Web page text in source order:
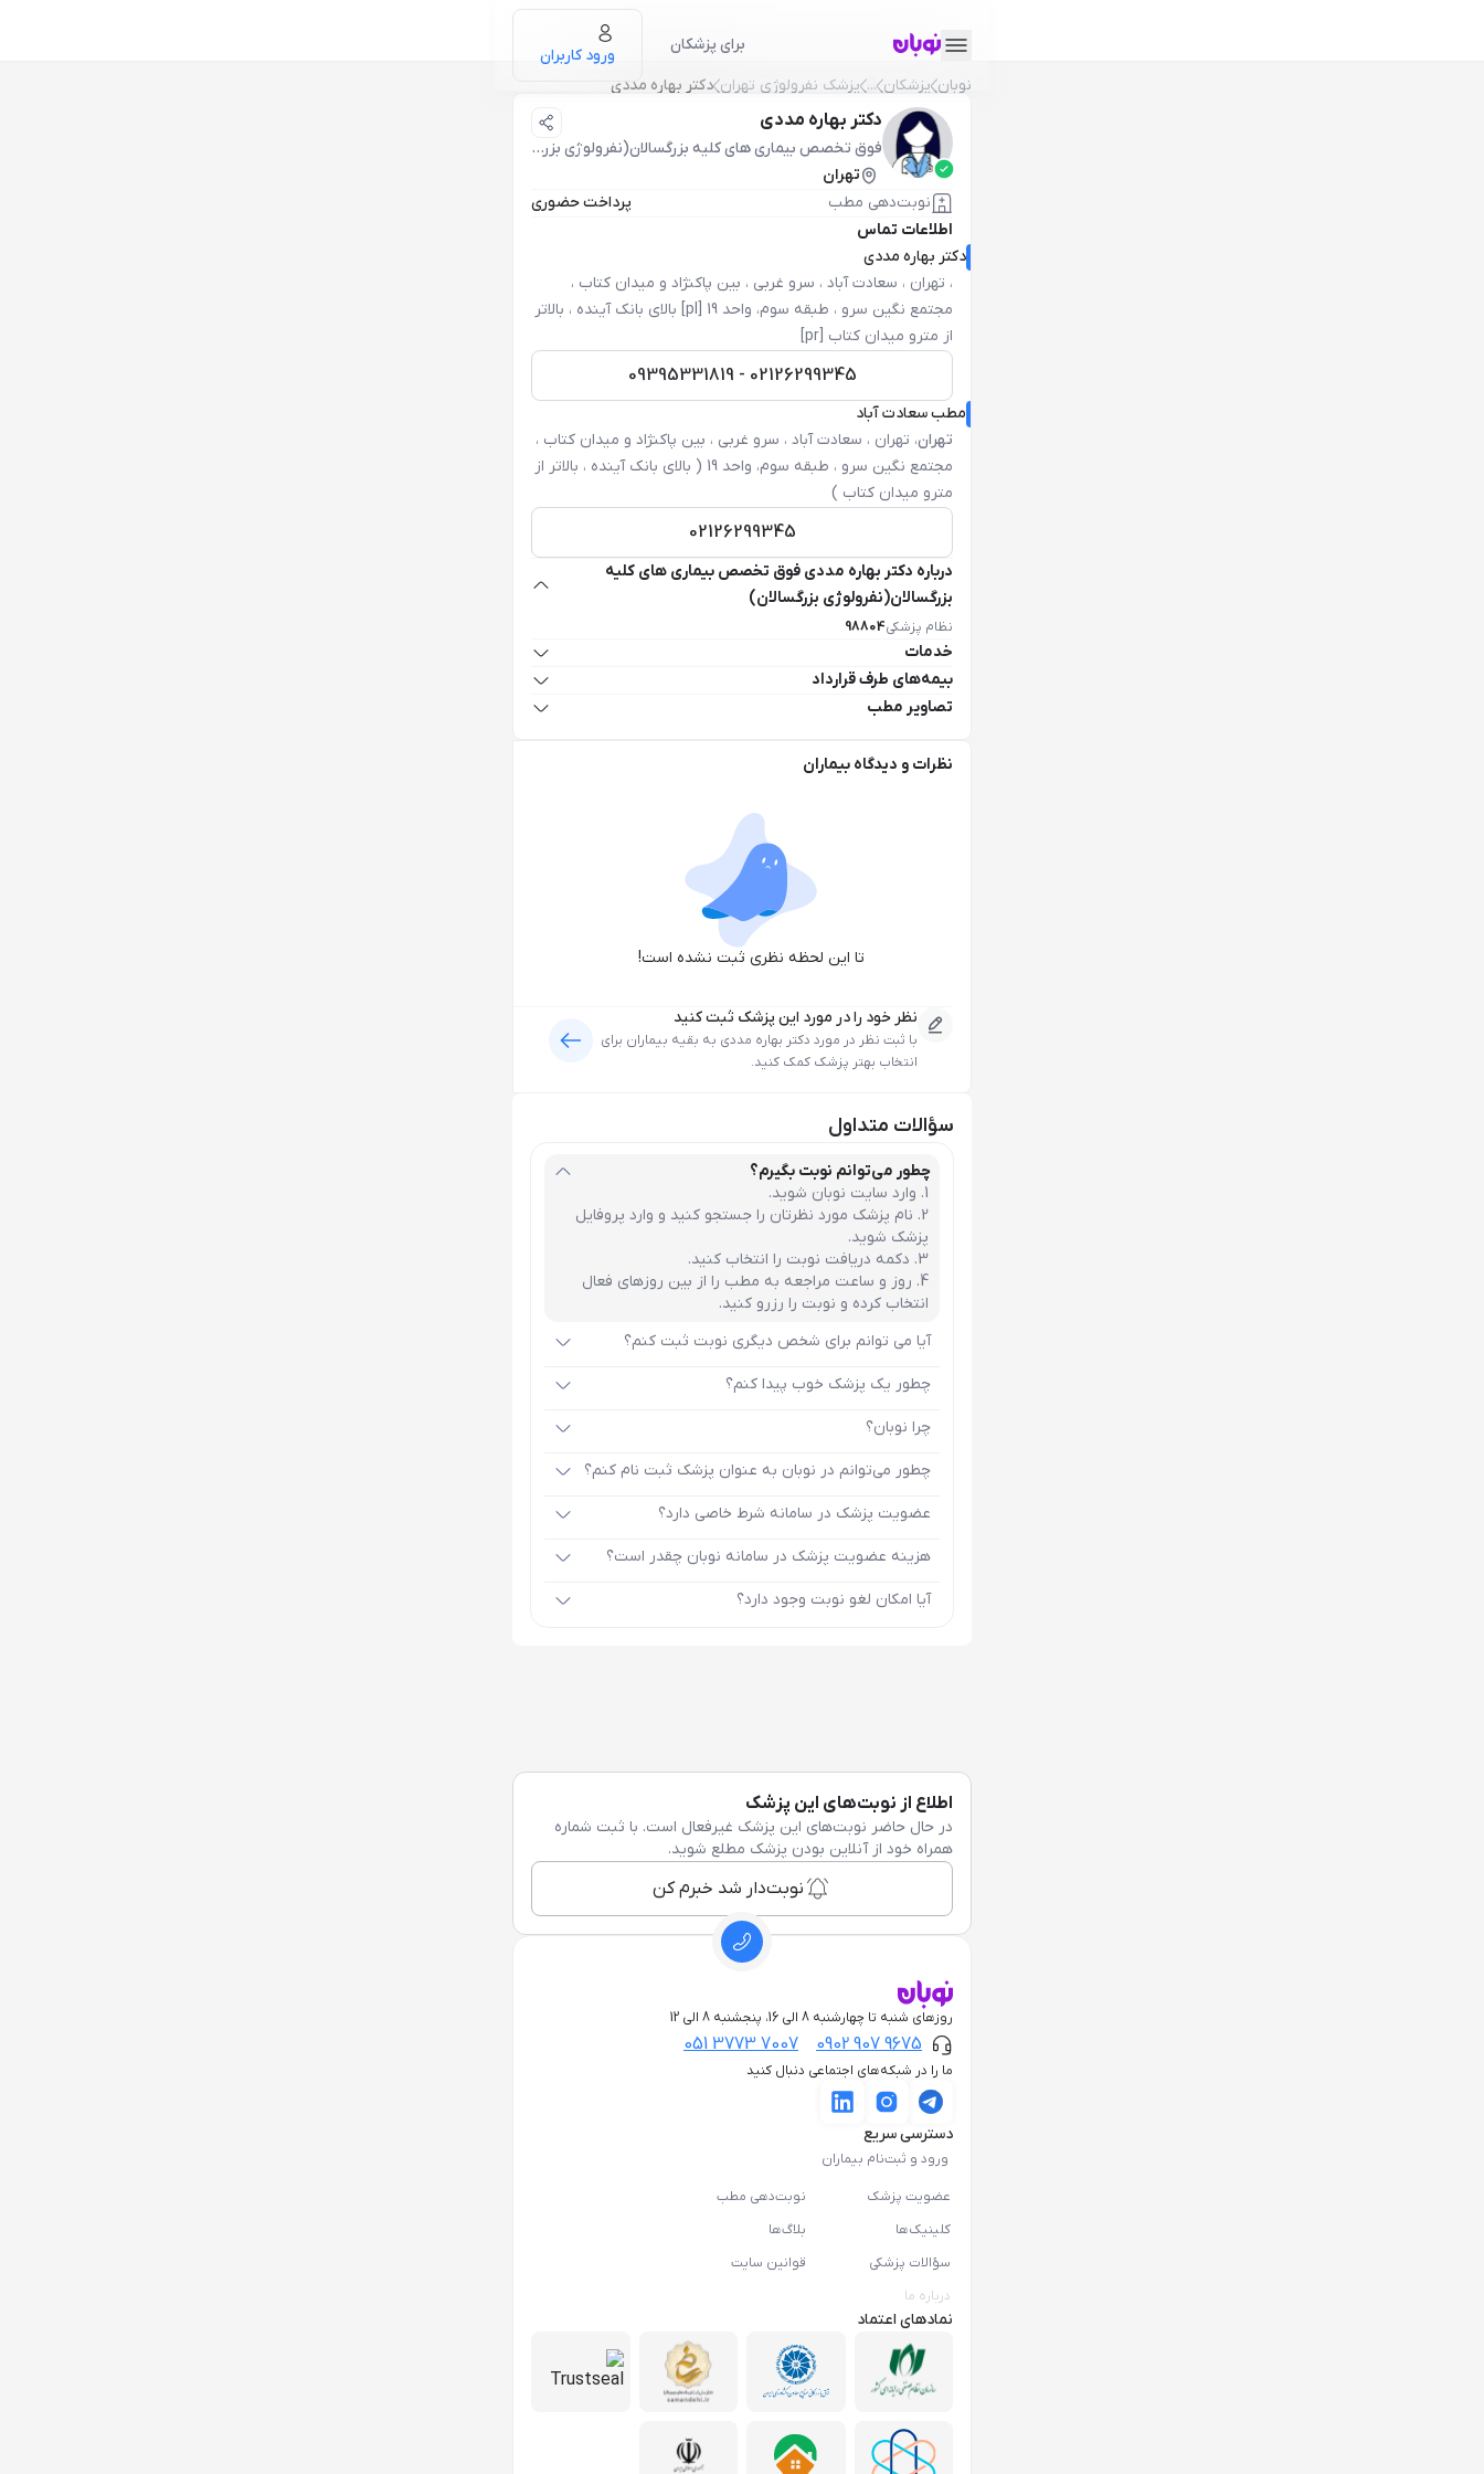
برای پزشکان
ورود کاربران
نوبان پزشکان ... پزشک نفرولوژی تهران دکتر بهاره مددی
دکتر بهاره مددی
فوق تخصص بیماری های کلیه بزرگسالان(نفرولوژی بزرگسالان)
تهران
نوبت‌دهی مطب
پرداخت حضوری
اطلاعات تماس
دکتر بهاره مددی
، تهران ، سعادت آباد ، سرو غربی ، بین پاکنژاد و میدان کتاب ،
مجتمع نگین سرو ، طبقه سوم، واحد 19 [pl] بالای بانک آینده ، بالاتر
از مترو میدان کتاب [pr]
02126299345 - 09395331819
مطب سعادت آباد
تهران، تهران ، سعادت آباد ، سرو غربی ، بین پاکنژاد و میدان کتاب ،
مجتمع نگین سرو ، طبقه سوم، واحد 19 ( بالای بانک آینده ، بالاتر از
مترو میدان کتاب )
02126299345
درباره دکتر بهاره مددی فوق تخصص بیماری های کلیه
بزرگسالان(نفرولوژی بزرگسالان)
نظام پزشکی98804
خدمات
بیمه‌های طرف قرارداد
تصاویر مطب
نظرات و دیدگاه بیماران
تا این لحظه نظری ثبت نشده است!
نظر خود را در مورد این پزشک ثبت کنید
با ثبت نظر در مورد دکتر بهاره مددی به بقیه بیماران برای
انتخاب بهتر پزشک کمک کنید.
سؤالات متداول
چطور می‌توانم نوبت بگیرم؟
وارد سایت نوبان شوید.
نام پزشک مورد نظرتان را جستجو کنید و وارد پروفایل
پزشک شوید.
دکمه دریافت نوبت را انتخاب کنید.
روز و ساعت مراجعه به مطب را از بین روزهای فعال
انتخاب کرده و نوبت را رزرو کنید.
آیا می توانم برای شخص دیگری نوبت ثبت کنم؟
چطور یک پزشک خوب پیدا کنم؟
چرا نوبان؟
چطور می‌توانم در نوبان به عنوان پزشک ثبت نام کنم؟
عضویت پزشک در سامانه شرط خاصی دارد؟
هزینه عضویت پزشک در سامانه نوبان چقدر است؟
آیا امکان لغو نوبت وجود دارد؟
اطلاع از نوبت‌های این پزشک
در حال حاضر نوبت‌های این پزشک غیرفعال است. با ثبت شماره
همراه خود از آنلاین بودن پزشک مطلع شوید.
نوبت‌دار شد خبرم کن
روزهای شنبه تا چهارشنبه 8 الی 16، پنجشنبه 8 الی 12
0902 907 9675
051 3773 7007
ما را در شبکه‌های اجتماعی دنبال کنید
دسترسی سریع
ورود و ثبت‌نام بیماران
عضویت پزشک
نوبت‌دهی مطب
کلینیک‌ها
بلاگ‌ها
سؤالات پزشکی
قوانین سایت
درباره ما
نمادهای اعتماد